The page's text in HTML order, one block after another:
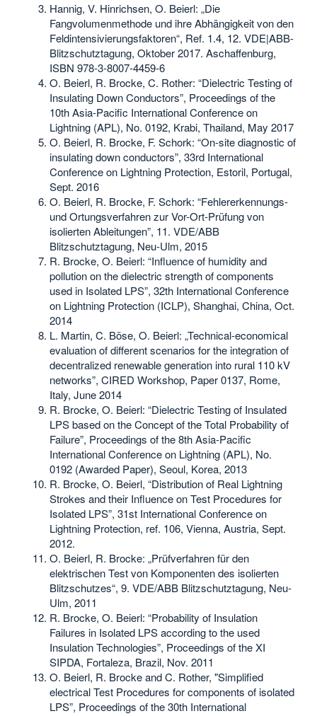
Hannig, V. Hinrichsen, O. Beierl: „Die
Fangvolumenmethode und ihre Abhängigkeit von den
Feldintensivierungsfaktoren“, Ref. 1.4, 12. VDE|ABB-
Blitzschutztagung, Oktober 2017. Aschaffenburg,
ISBN 978-3-8007-4459-6
O. Beierl, R. Brocke, C. Rother: “Dielectric Testing of
Insulating Down Conductors”, Proceedings of the
10th Asia-Pacific International Conference on
Lightning (APL), No. 0192, Krabi, Thailand, May 2017
O. Beierl, R. Brocke, F. Schork: “On-site diagnostic of
insulating down conductors”, 33rd International
Conference on Lightning Protection, Estoril, Portugal,
Sept. 2016
O. Beierl, R. Brocke, F. Schork: “Fehlererkennungs-
und Ortungsverfahren zur Vor-Ort-Prüfung von
isolierten Ableitungen”, 11. VDE/ABB
Blitzschutztagung, Neu-Ulm, 2015
R. Brocke, O. Beierl: “Influence of humidity and
pollution on the dielectric strength of components
used in Isolated LPS”, 32th International Conference
on Lightning Protection (ICLP), Shanghai, China, Oct.
2014
L. Martin, C. Böse, O. Beierl: „Technical-economical
evaluation of different scenarios for the integration of
decentralized renewable generation into rural 110 kV
networks”, CIRED Workshop, Paper 0137, Rome,
Italy, June 2014
R. Brocke, O. Beierl: “Dielectric Testing of Insulated
LPS based on the Concept of the Total Probability of
Failure”, Proceedings of the 8th Asia-Pacific
International Conference on Lightning (APL), No.
0192 (Awarded Paper), Seoul, Korea, 2013
R. Brocke, O. Beierl, “Distribution of Real Lightning
Strokes and their Influence on Test Procedures for
Isolated LPS”, 31st International Conference on
Lightning Protection, ref. 106, Vienna, Austria, Sept.
2012.
O. Beierl, R. Brocke: „Prüfverfahren für den
elektrischen Test von Komponenten des isolierten
Blitzschutzes“, 9. VDE/ABB Blitzschutztagung, Neu-
Ulm, 2011
R. Brocke, O. Beierl: “Probability of Insulation
Failures in Isolated LPS according to the used
Insulation Technologies”, Proceedings of the XI
SIPDA, Fortaleza, Brazil, Nov. 2011
O. Beierl, R. Brocke and C. Rother, "Simplified
electrical Test Procedures for components of isolated
LPS”, Proceedings of the 30th International